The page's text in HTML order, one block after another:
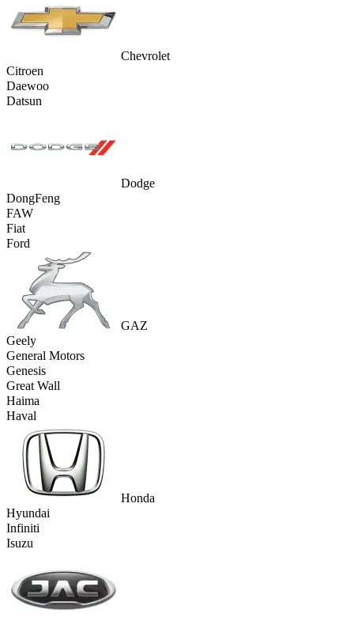
Chevrolet
Citroen
Daewoo
Datsun
Dodge
DongFeng
FAW
Fiat
Ford
GAZ
Geely
General Motors
Genesis
Great Wall
Haima
Haval
Honda
Hyundai
Infiniti
Isuzu